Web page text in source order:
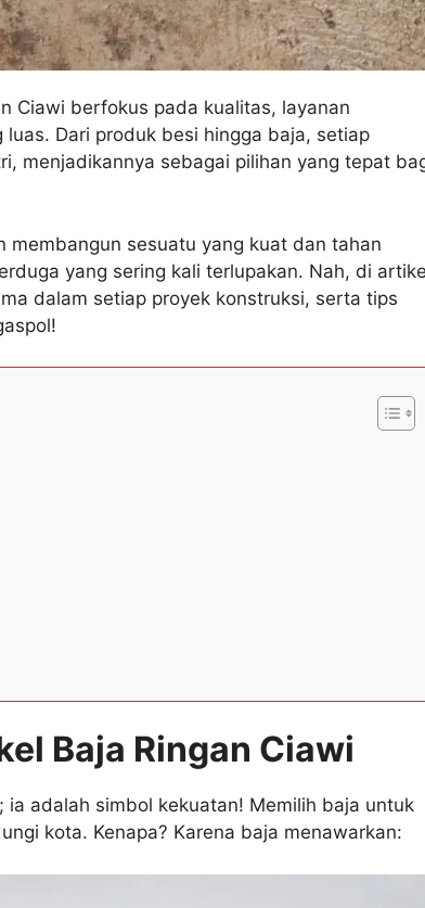
Ciawi berfokus pada kualitas, layanan
Dari produk besi hingga baja, setiap
menjadikannya sebagai pilihan yang tepat
membangun sesuatu yang kuat dan tahan
yang sering kali terlupakan. Nah, di
dalam setiap proyek konstruksi, serta tips
Baja Ringan Ciawi
adalah simbol kekuatan! Memilih baja untuk
kota. Kenapa? Karena baja menawarkan: